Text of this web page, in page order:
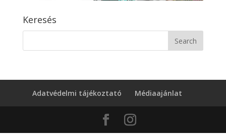
Keresés
Adatvédelmi tájékoztató Médiaajánlat